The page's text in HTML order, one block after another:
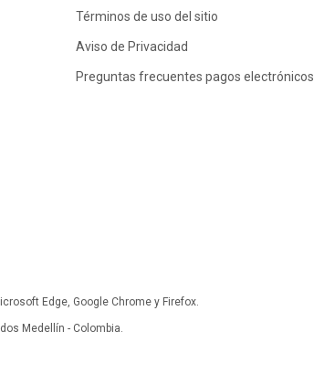
Términos de uso del sitio
Aviso de Privacidad
Preguntas frecuentes pagos electrónicos
Edge, Google Chrome y Firefox.
Medellín - Colombia.